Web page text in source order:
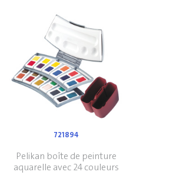
721894
Pelikan boîte de peinture
aquarelle avec 24 couleurs